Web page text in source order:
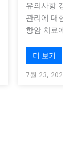
유의사항
관리에 대
항암 치료
더 보기
7월 23,